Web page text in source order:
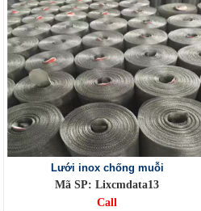
Lưới inox chống muỗi
Mã SP: Lixcmdata13
Call